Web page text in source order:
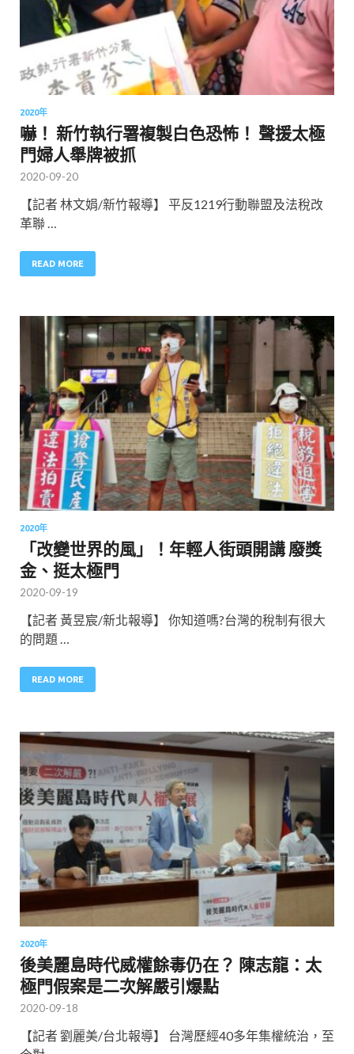
2020年
嚇！ 新竹執行署複製白色恐怖！ 聲援太極
門婦人舉牌被抓
2020-09-20
【記者 林文娟/新竹報導】 平反1219行動聯盟及法稅改
革聯 …
READ MORE
2020年
「改變世界的風」！年輕人街頭開講 廢獎
金、挺太極門
2020-09-19
【記者 黃昱宸/新北報導】 你知道嗎?台灣的稅制有很大
的問題 …
READ MORE
2020年
後美麗島時代威權餘毒仍在？ 陳志龍：太
極門假案是二次解嚴引爆點
2020-09-18
【記者 劉麗美/台北報導】 台灣歷經40多年集權統治，至